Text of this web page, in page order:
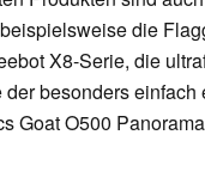
die
X8-Serie, die
besonders einfach
Goat O500